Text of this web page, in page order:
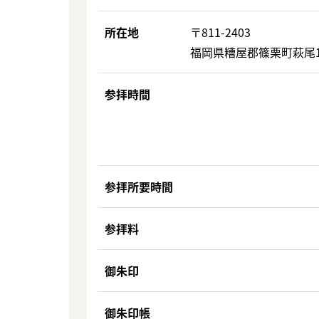
所在地
〒811-2403
福岡県糟屋郡篠栗町萩
参拝時間
参拝所要時間
参拝料
御朱印
御朱印帳